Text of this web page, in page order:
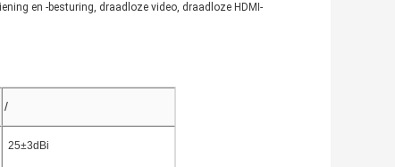
en -besturing, draadloze video, draadloze HDMI-
/
25±3dBi